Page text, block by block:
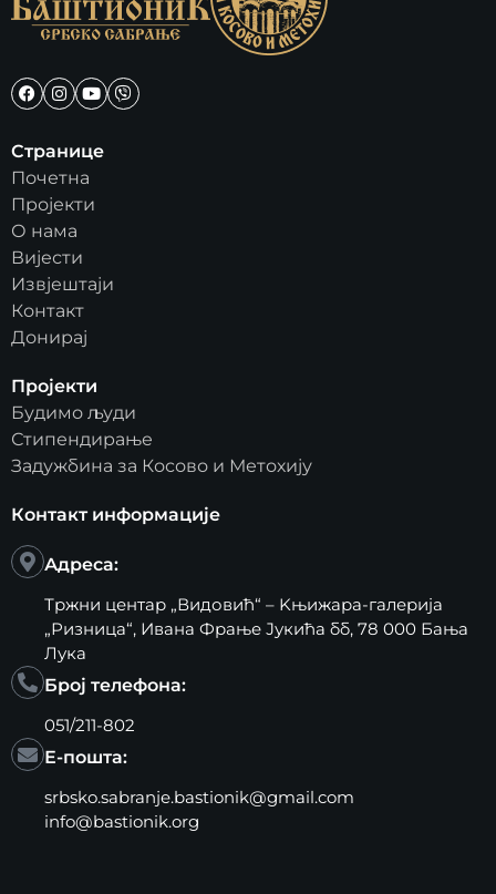
Странице
Почетна
Пројекти
О нама
Вијести
Извјештаји
Контакт
Донирај
Пројекти
Будимо људи
Стипендирање
Задужбина за Косово и Метохију
Контакт информације
Адреса:
Тржни центар „Видовић“ – Kњижара-галерија
„Ризница“, Ивана Фрање Јукића бб, 78 000 Бања
Лука
Број телефона:
051/211-802
Е-пошта:
srbsko.sabranje.bastionik@gmail.com
info@bastionik.org